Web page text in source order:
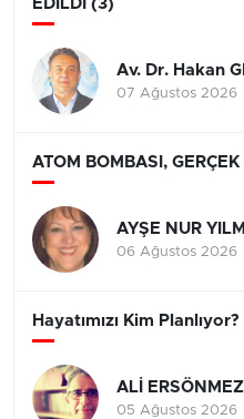
EDİLDİ (3)
Av. Dr. Hakan
07 Ağustos 2026
ATOM BOMBASI,
AYŞE NUR
06 Ağustos 2026
Hayatımızı Kim Planlıyor?
ALİ ERSÖNMEZ
05 Ağustos 2026